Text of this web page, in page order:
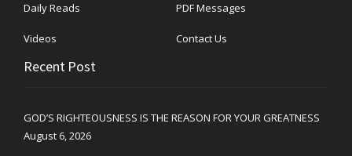
Daily Reads PDF Messages
Videos Contact Us
Recent Post
GOD’S RIGHTEOUSNESS IS THE REASON FOR YOUR GREATNESS
August 6, 2026